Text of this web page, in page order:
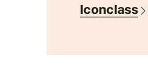
Iconclass